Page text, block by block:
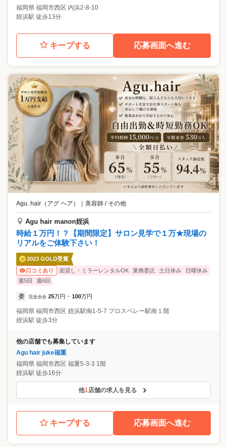
福岡県 福岡市西区 内浜2-8-10
姪浜駅 徒歩13分
キープする 応募画面へ進む
Agu. hair（アグ ヘア） 美容師 / その他
Agu hair manon姪浜
時給１万円！？【期間限定】サロン見学で１万★現場の
リアルをご体験下さい！
2023 GOLD受賞
口コミあり
面貸し・ミラーレンタルOK 業務委託 土日休み
日曜休み
週5回
週6回
委 完全歩合 25万円 ~ 100万円
福岡県 福岡市西区 姪浜駅南1-5-7 プロスペレー駅南１階
姪浜駅 徒歩3分
他の店舗でも募集しています
Agu hair juke福重
福岡県 福岡市西区 福重5-3-3 1階
姪浜駅 徒歩16分
他1店舗の求人を見る
キープする 応募画面へ進む